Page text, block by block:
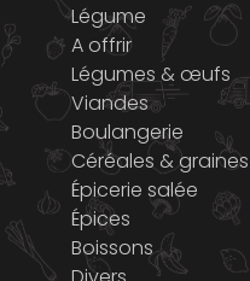
Légume
A offrir
Légumes & œufs
Viandes
Boulangerie
Céréales & graines
Épicerie salée
Épices
Boissons